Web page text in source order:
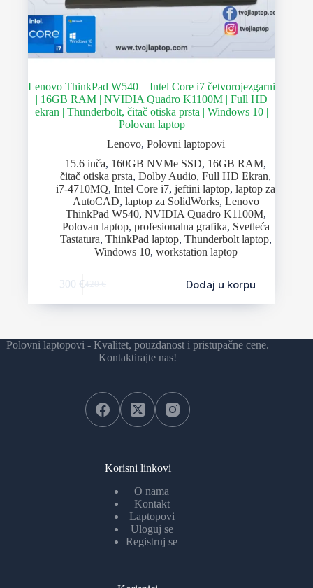
Lenovo ThinkPad W540 – Intel Core i7 četvorojezgarni
| 16GB RAM | NVIDIA Quadro K1100M | Full HD
ekran | Thunderbolt, čitač otiska prsta | Windows 10 |
Polovan laptop
Lenovo, Polovni laptopovi
15.6 inča, 160GB NVMe SSD, 16GB RAM,
čitač otiska prsta,Dolby Audio,Full HD Ekran,
i7-4710MQ,Intel Core i7,jeftini laptop,laptop za
AutoCAD, laptop za SolidWorks, Lenovo
ThinkPad W540, NVIDIA Quadro K1100M,
Polovan laptop, profesionalna grafika, Svetleća
Tastatura, ThinkPad laptop, Thunderbolt laptop,
Windows 10, workstation laptop
300 € Dodaj u korpu
Polovni laptopovi - Kvalitet, pouzdanost i pristupačne cene.
Kontaktirajte nas!
Korisni linkovi
O nama
Kontakt
Laptopovi
Uloguj se
Registruj se